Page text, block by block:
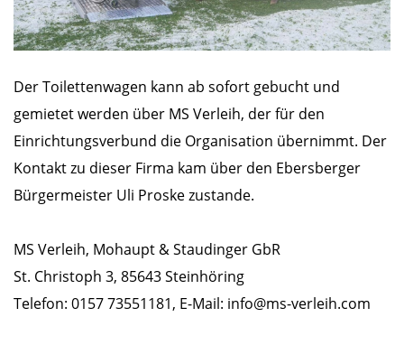
Der Toilettenwagen kann ab sofort gebucht und
gemietet werden über MS Verleih, der für den
Einrichtungsverbund die Organisation übernimmt. Der
Kontakt zu dieser Firma kam über den Ebersberger
Bürgermeister Uli Proske zustande.
MS Verleih, Mohaupt & Staudinger GbR
St. Christoph 3, 85643 Steinhöring
Telefon: 0157 73551181, E-Mail: info@ms-verleih.com